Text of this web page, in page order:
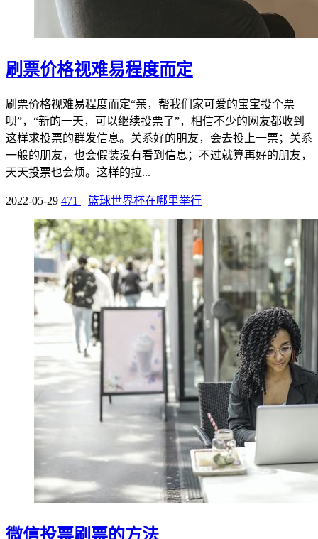
刷票价格视难易程度而定
刷票价格视难易程度而定“亲，帮我们家可爱的宝宝投个票
呗”，“新的一天，可以继续投票了”，相信不少的网友都收到
这样求投票的群发信息。关系好的朋友，会去投上一票；关系
一般的朋友，也会假装没有看到信息；不过就算再好的朋友，
天天投票也会烦。这样的拉...
2022-05-29 471 篮球世界杯在哪里举行
微信投票刷票的方法